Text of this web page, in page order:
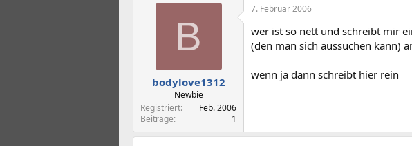
s
t
a
B
bodylove1312
Newbie
Registriert
Feb. 2006
Beiträge
1
7. Februar 2006
wer ist so nett und schreibt mir
(den man sich aussuchen kann)
wenn ja dann schreibt hier rein